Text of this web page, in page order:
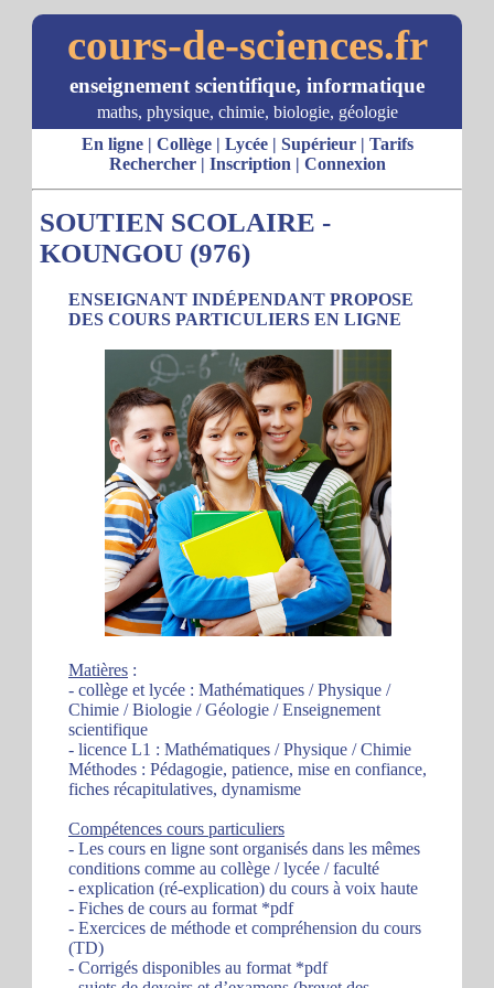
cours-de-sciences.fr
enseignement scientifique, informatique
maths, physique, chimie, biologie, géologie
En ligne| Collège| Lycée| Supérieur| Tarifs
Rechercher| Inscription | Connexion
SOUTIEN SCOLAIRE -
KOUNGOU (976)
ENSEIGNANT INDÉPENDANT PROPOSE
DES COURS PARTICULIERS EN LIGNE
Matières :
- collège et lycée : Mathématiques / Physique /
Chimie / Biologie / Géologie / Enseignement
scientifique
- licence L1 : Mathématiques / Physique / Chimie
Méthodes : Pédagogie, patience, mise en confiance,
fiches récapitulatives, dynamisme
Compétences cours particuliers
- Les cours en ligne sont organisés dans les mêmes
conditions comme au collège / lycée / faculté
- explication (ré-explication) du cours à voix haute
- Fiches de cours au format *pdf
- Exercices de méthode et compréhension du cours
(TD)
- Corrigés disponibles au format *pdf